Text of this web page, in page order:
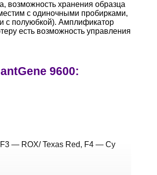
возможность хранения образца
с одиночными пробирками,
с полуюбкой). Амплификатор
есть возможность управления
9600:
— ROX/ Texas Red, F4 — Cy